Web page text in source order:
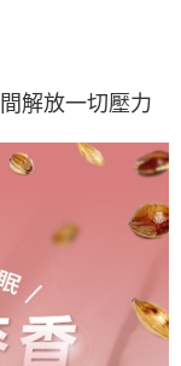
解放一切壓力